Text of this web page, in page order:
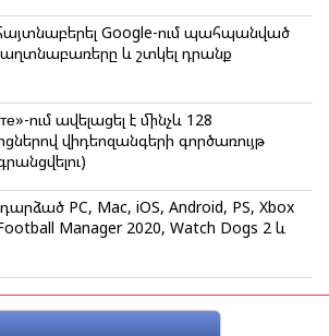
Google-ում պահպանված
և շտկել դրանք
ում ավելացել է մինչև 128
վիդեոզանգերի գործառույթ
PC, Mac, iOS, Android, PS, Xbox
Manager 2020, Watch Dogs 2 և